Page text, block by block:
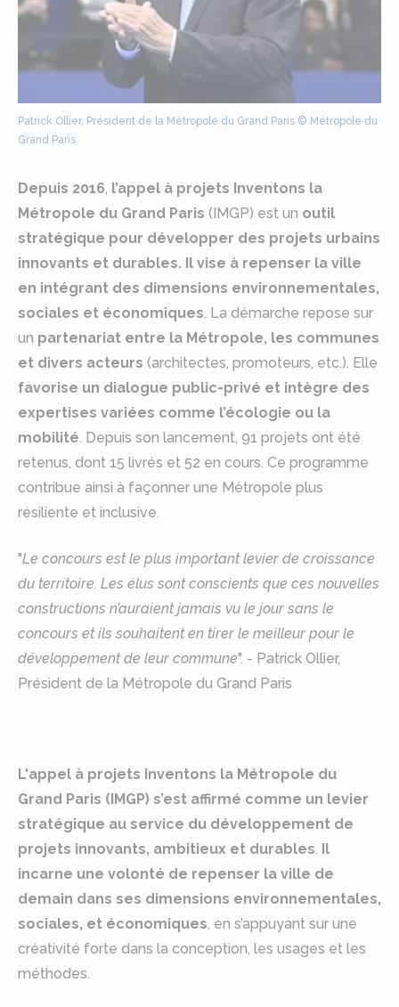
Depuis 2016, l’appel à projets Inventons la
Métropole du Grand Paris (IMGP) est un outil
stratégique pour développer des projets urbains
innovants et durables. Il vise à repenser la ville
en intégrant des dimensions environnementales,
sociales et économiques. La démarche repose sur
un partenariat entre la Métropole, les communes
et divers acteurs (architectes, promoteurs, etc.). Elle
favorise un dialogue public-privé et intègre des
expertises variées comme l’écologie ou la
mobilité. Depuis son lancement, 91 projets ont été
retenus, dont 15 livrés et 52 en cours. Ce programme
contribue ainsi à façonner une Métropole plus
résiliente et inclusive.
"Le concours est le plus important levier de croissance
du territoire. Les élus sont conscients que ces nouvelles
constructions n’auraient jamais vu le jour sans le
concours et ils souhaitent en tirer le meilleur pour le
développement de leur commune". - Patrick Ollier,
Président de la Métropole du Grand Paris
Patrick Ollier, Président de la Métropole du Grand Paris © Métropole du
Grand Paris
L'appel à projets Inventons la Métropole du
Grand Paris (IMGP) s’est affirmé comme un levier
stratégique au service du développement de
projets innovants, ambitieux et durables. Il
incarne une volonté de repenser la ville de
demain dans ses dimensions environnementales,
sociales, et économiques, en s’appuyant sur une
créativité forte dans la conception, les usages et les
méthodes.